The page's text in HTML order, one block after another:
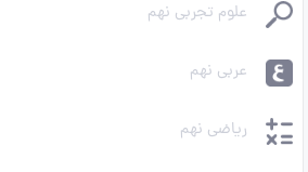
علوم تجربی نهم
عربی نهم
ریاضی نهم